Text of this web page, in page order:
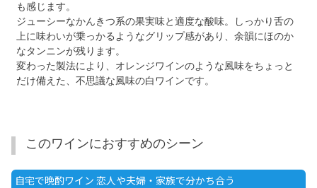
も感じます。
ジューシーなかんきつ系の果実味と適度な酸味。しっかり舌の
上に味わいが乗っかるようなグリップ感があり、余韻にほのか
なタンニンが残ります。
変わった製法により、オレンジワインのような風味をちょっと
だけ備えた、不思議な風味の白ワインです。
このワインにおすすめのシーン
自宅で晩酌ワイン 恋人や夫婦・家族で分かち合う